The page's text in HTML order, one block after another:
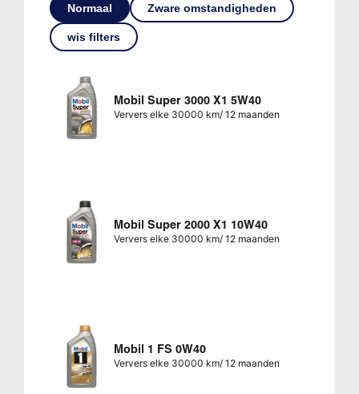
Normaal Zware omstandigheden
wis filters
Mobil Super 3000 X1 5W40
Ververs elke 30000 km/ 12 maanden
Mobil Super 2000 X1 10W40
Ververs elke 30000 km/ 12 maanden
Mobil 1 FS 0W40
Ververs elke 30000 km/ 12 maanden